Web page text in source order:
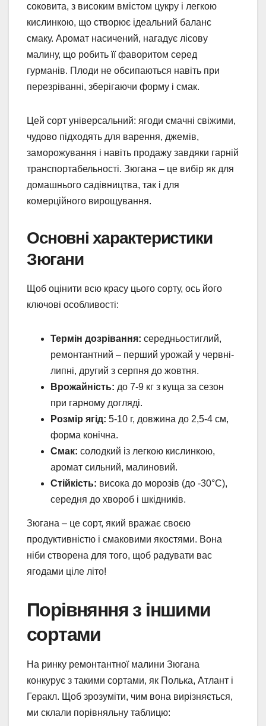
соковита, з високим вмістом цукру і легкою
кислинкою, що створює ідеальний баланс
смаку. Аромат насичений, нагадує лісову
малину, що робить її фаворитом серед
гурманів. Плоди не обсипаються навіть при
перезріванні, зберігаючи форму і смак.
Цей сорт універсальний: ягоди смачні свіжими,
чудово підходять для варення, джемів,
заморожування і навіть продажу завдяки гарній
транспортабельності. Зюгана – це вибір як для
домашнього садівництва, так і для
комерційного вирощування.
Основні характеристики
Зюгани
Щоб оцінити всю красу цього сорту, ось його
ключові особливості:
Термін дозрівання: середньостиглий,
ремонтантний – перший урожай у червні-
липні, другий з серпня до жовтня.
Врожайність: до 7-9 кг з куща за сезон
при гарному догляді.
Розмір ягід: 5-10 г, довжина до 2,5-4 см,
форма конічна.
Смак: солодкий із легкою кислинкою,
аромат сильний, малиновий.
Стійкість: висока до морозів (до -30°C),
середня до хвороб і шкідників.
Зюгана – це сорт, який вражає своєю
продуктивністю і смаковими якостями. Вона
ніби створена для того, щоб радувати вас
ягодами ціле літо!
Порівняння з іншими
сортами
На ринку ремонтантної малини Зюгана
конкурує з такими сортами, як Полька, Атлант і
Геракл. Щоб зрозуміти, чим вона вирізняється,
ми склали порівняльну таблицю: